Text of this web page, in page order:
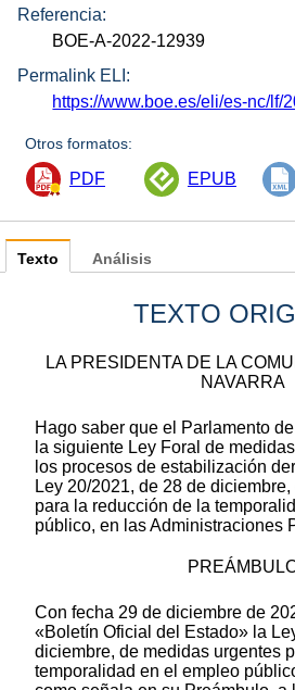
Referencia:
BOE-A-2022-12939
Permalink ELI:
https://www.boe.es/eli/es-nc/lf/
Otros formatos:
PDF EPUB
Texto
TEXTO
LA PRESIDENTA DE LA
NAVARRA
Hago saber que el Parlamento
la siguiente Ley Foral de
los procesos de estabilización
Ley 20/2021, de 28 de
para la reducción de la
público, en las Administraciones
Con fecha 29 de diciembre de
«Boletín Oficial del Estado» la
diciembre, de medidas urgentes
temporalidad en el empleo
Análisis